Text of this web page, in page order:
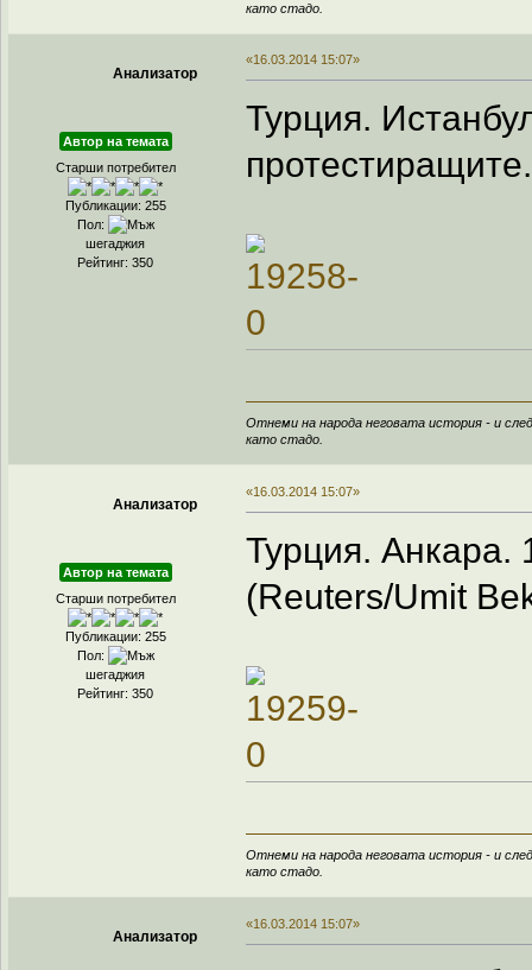
като стадо.
Анализатор
Автор на темата
Старши потребител
Публикации: 255
Пол:
шегаджия
Рейтинг: 350
«16.03.2014 15:07»
Турция.
Отнеми на народа неговата история - и
като стадо.
Анализатор
Автор на темата
Старши потребител
Публикации: 255
Пол:
шегаджия
Рейтинг: 350
«16.03.2014 15:07»
Турция. Анкара.
(Reuters/Umit
Отнеми на народа неговата история - и
като стадо.
Анализатор
«16.03.2014 15:07»